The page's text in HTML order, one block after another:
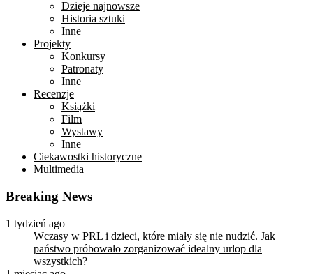
Dzieje najnowsze
Historia sztuki
Inne
Projekty
Konkursy
Patronaty
Inne
Recenzje
Książki
Film
Wystawy
Inne
Ciekawostki historyczne
Multimedia
Breaking News
1 tydzień ago
Wczasy w PRL i dzieci, które miały się nie nudzić. Jak
państwo próbowało zorganizować idealny urlop dla
wszystkich?